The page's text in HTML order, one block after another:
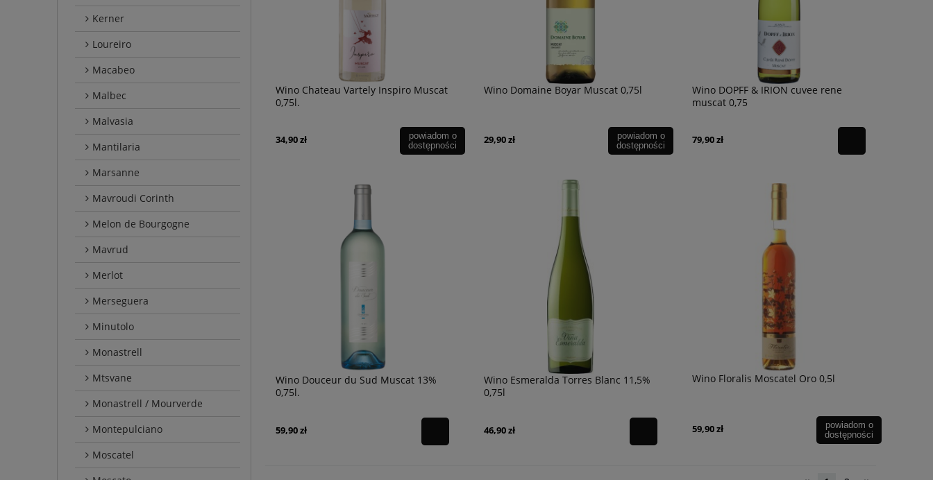
Kerner
Loureiro
Macabeo
Malbec
Malvasia
Mantilaria
Marsanne
Mavroudi Corinth
Melon de Bourgogne
Mavrud
Merlot
Merseguera
Minutolo
Monastrell
Mtsvane
Monastrell / Mourverde
Montepulciano
Moscatel
Wino Chateau Vartely Inspiro Muscat
0,75l.
34,90 zł
powiadom o
dostępności
Wino Domaine Boyar Muscat 0,75l
29,90 zł
powiadom o
dostępności
Wino DOPFF & IRION cuvee rene
muscat 0,75
79,90 zł
Wino Douceur du Sud Muscat 13%
0,75l.
59,90 zł
Wino Esmeralda Torres Blanc 11,5%
0,75l
46,90 zł
Wino Floralis Moscatel Oro 0,5l
59,90 zł
powiadom o
dostępności